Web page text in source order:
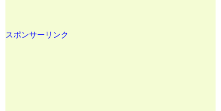
スポンサーリンク